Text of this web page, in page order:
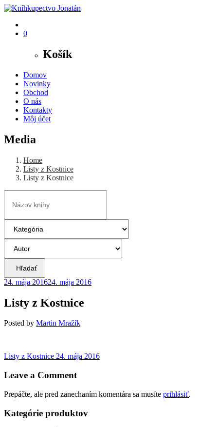
0
Košík
Domov
Novinky
Obchod
O nás
Kontakty
Môj účet
Media
Home
Listy z Kostnice
Listy z Kostnice
Hľadať
24. mája 201624. mája 2016
Listy z Kostnice
Posted by Martin Mražík
Navigácia
v
Listy z Kostnice Previous
24. mája 2016
Leave a Comment
Prepáčte, ale pred zanechaním komentára sa musíte prihlásiť.
Kategórie produktov